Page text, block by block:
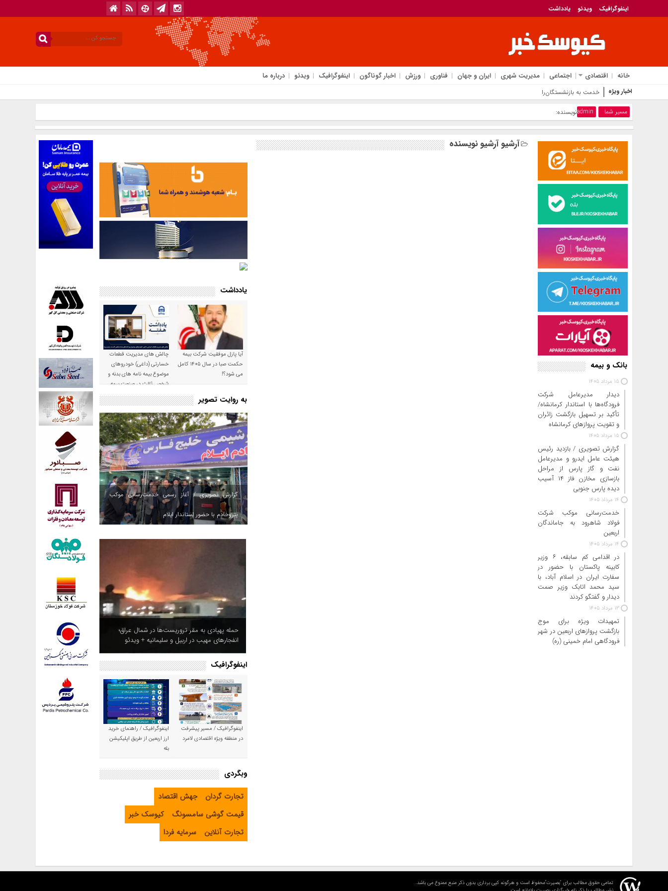
اینفوگرافیک ویدئو یادداشت
خانه اقتصادی اجتماعی مدیریت شهری ایران و جهان فناوری ورزش اخبار گوناگون اینفوگرافیک ویدئو درباره ما
اخبار ویژه خدمت به بازنشستگان‌را افتخار بیمه دی می
مسیر شما نویسنده:admin
بانک و بیمه
15 مرداد 1405
دیدار مدیرعامل شرکت
فرودگاه‌ها با استاندار کرمانشاه/
تأکید بر تسهیل بازگشت زائران
و تقویت پروازهای کرمانشاه
15 مرداد 1405
گزارش تصویری / بازدید رئیس
هیئت عامل ایدرو و مدیرعامل
نفت و گاز پارس از مراحل
بازسازی مخازن فاز ۱۴ آسیب
دیده پارس جنوبی
14 مرداد 1405
خدمت‌رسانی موکب شرکت
فولاد شاهرود به جاماندگان
اربعین
14 مرداد 1405
در اقدامی کم سابقه، ۶ وزیر
کابینه پاکستان با حضور در
سفارت ایران در اسلام آباد، با
سید محمد اتابک وزیر صمت
دیدار و گفتگو کردند
13 مرداد 1405
تمهیدات ویژه برای موج
بازگشت پروازهای اربعین در شهر
فرودگاهی امام خمینی (ره)
آرشیو آرشیو نویسنده
یادداشت
آیا پازل موفقیت شرکت بیمه
حکمت صبا در سال ۱۴۰۵ کامل
می شود؟!
چالش های مدیریت قطعات
خسارتی (داغی) خودروهای
موضوع بیمه نامه های بدنه و
شخص ثالث در صنعت بیمه
به روایت تصویر
گزارش تصویری / آغاز رسمی خدمت‌رسانی موکب
پتروخادم با حضور استاندار ایلام
ویدئو / برپایی موکب صندوق قرض‌الحسنه شاهد در
اربعین حسینی (ع)
حمله پهپادی به مقر تروریست‌ها در شمال عراق؛
انفجارهای مهیب در اربیل و سلیمانیه + ویدئو
اینفوگرافیک
اینفوگرافیک / مسیر پیشرفت
در منطقه ویژه اقتصادی لامرد
اینفوگرافیک / راهنمای خرید
ارز اربعین از طریق اپلیکیشن
بله
وبگردی
تجارت گردان
جهش اقتصاد
قیمت گوشی سامسونگ
کیوسک خبر
تجارت آنلاین
سرمایه فردا
تمامی حقوق مطالب برای "بصیرت"محفوظ است و هرگونه کپی برداری بدون ذکر منبع ممنوع می باشد.